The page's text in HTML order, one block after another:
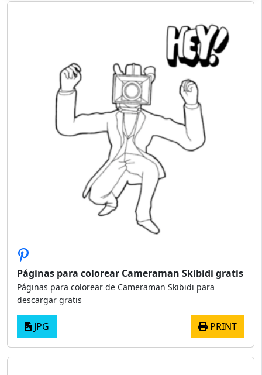
Páginas para colorear Cameraman Skibidi gratis
Páginas para colorear de Cameraman Skibidi para
descargar gratis
JPG PRINT